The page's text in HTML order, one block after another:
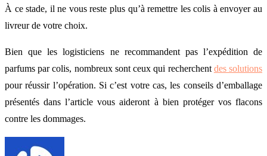
À ce stade, il ne vous reste plus qu’à remettre les colis à envoyer au
livreur de votre choix.
Bien que les logisticiens ne recommandent pas l’expédition de
parfums par colis, nombreux sont ceux qui recherchent des solutions
pour réussir l’opération. Si c’est votre cas, les conseils d’emballage
présentés dans l’article vous aideront à bien protéger vos flacons
contre les dommages.